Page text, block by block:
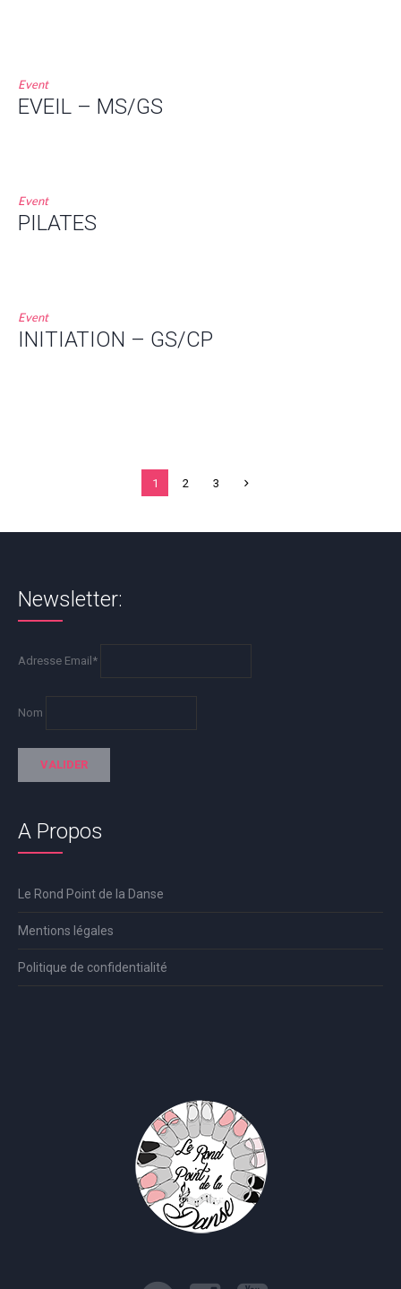
Event
EVEIL – MS/GS
Event
PILATES
Event
INITIATION – GS/CP
1 2 3
Newsletter:
Adresse Email*
Nom
A Propos
Le Rond Point de la Danse
Mentions légales
Politique de confidentialité